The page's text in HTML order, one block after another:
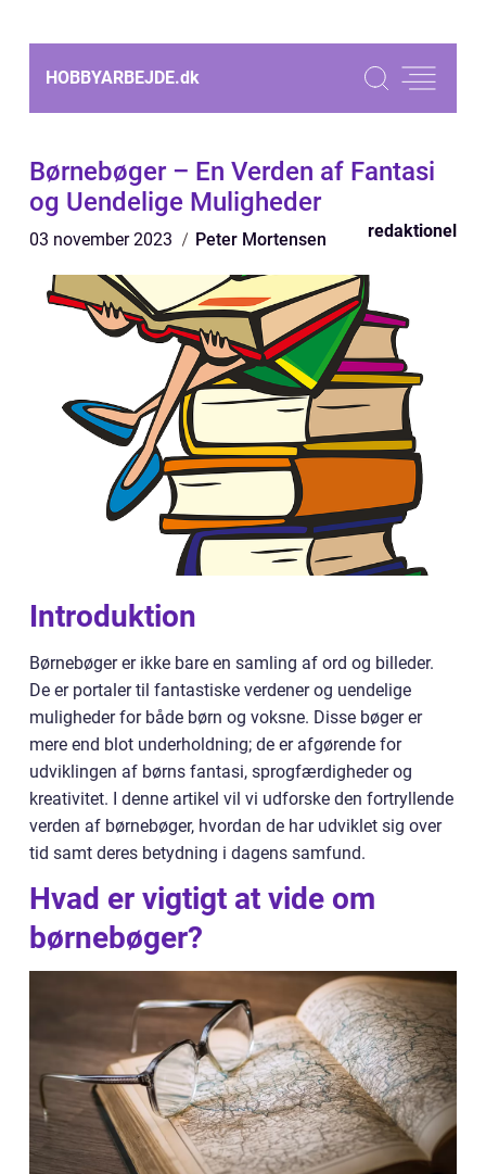
HOBBYARBEJDE.dk
Børnebøger – En Verden af Fantasi
og Uendelige Muligheder
03 november 2023 Peter Mortensen redaktionel
Introduktion
Børnebøger er ikke bare en samling af ord og billeder.
De er portaler til fantastiske verdener og uendelige
muligheder for både børn og voksne. Disse bøger er
mere end blot underholdning; de er afgørende for
udviklingen af børns fantasi, sprogfærdigheder og
kreativitet. I denne artikel vil vi udforske den fortryllende
verden af børnebøger, hvordan de har udviklet sig over
tid samt deres betydning i dagens samfund.
Hvad er vigtigt at vide om
børnebøger?